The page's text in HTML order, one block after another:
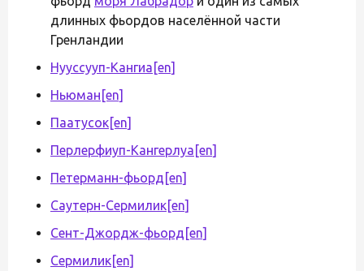
длинных фьордов населённой части
Гренландии
Нууссууп-Кангиа [en]
Ньюман [en]
Паатусок[en]
Перлерфиуп-Кангерлуа [en]
Петерманн-фьорд [en]
Саутерн-Сермилик[en]
Сент-Джордж-фьорд [en]
Сермилик[en]